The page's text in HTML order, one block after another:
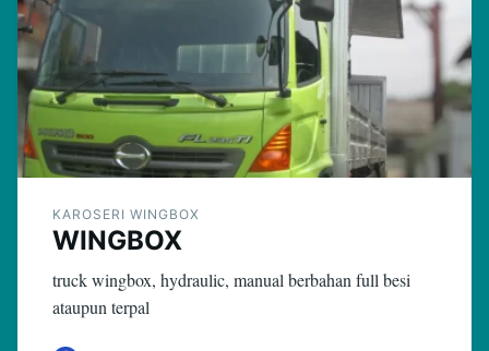
KAROSERI WINGBOX
WINGBOX
truck wingbox, hydraulic, manual berbahan full besi
ataupun terpal